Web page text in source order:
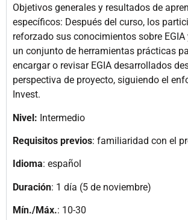
Objetivos generales y resultados de
específicos: Después del curso, los
reforzado sus conocimientos sobre
un conjunto de herramientas prácticas
encargar o revisar EGIA desarrollados
perspectiva de proyecto, siguiendo el
Invest.
Nivel: Intermedio
Requisitos previos: familiaridad con el
Idioma: español
Duración: 1 día (5 de noviembre)
Mín./Máx.: 10-30